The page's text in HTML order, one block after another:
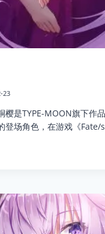
23
樱是TYPE-MOON旗下作
登场角色，在游戏《Fate/